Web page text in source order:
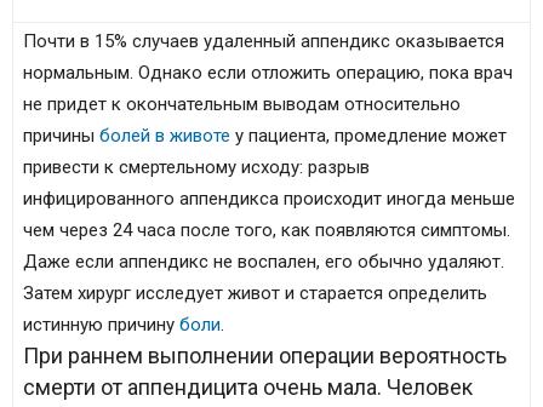
Почти в 15% случаев удаленный аппендикс оказывается
нормальным. Однако если отложить операцию, пока врач
не придет к окончательным выводам относительно
причины болей в животе у пациента, промедление может
привести к смертельному исходу: разрыв
инфицированного аппендикса происходит иногда меньше
чем через 24 часа после того, как появляются симптомы.
Даже если аппендикс не воспален, его обычно удаляют.
Затем хирург исследует живот и старается определить
истинную причину боли.
При раннем выполнении операции вероятность
смерти от аппендицита очень мала. Человек